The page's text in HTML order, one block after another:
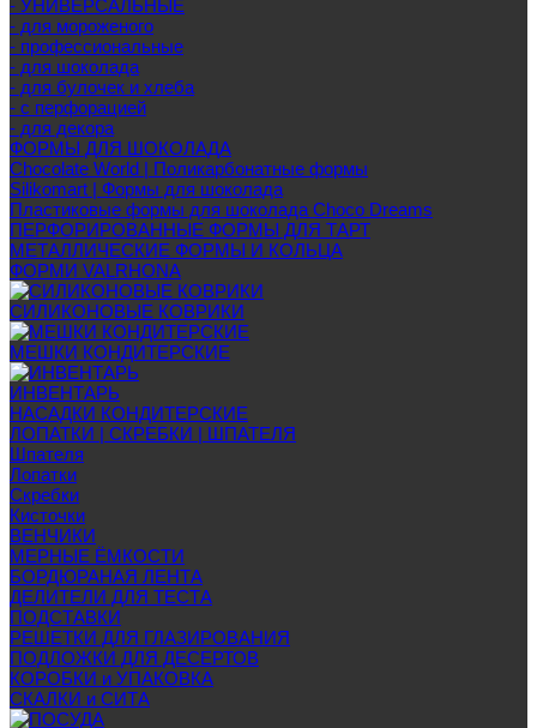
- УНИВЕРСАЛЬНЫЕ
- для мороженого
- профессиональные
- для шоколада
- для булочек и хлеба
- с перфорацией
- для декора
ФОРМЫ ДЛЯ ШОКОЛАДА
Chocolate World | Поликарбонатные формы
Silikomart | Формы для шоколада
Пластиковые формы для шоколада Choco Dreams
ПЕРФОРИРОВАННЫЕ ФОРМЫ ДЛЯ ТАРТ
МЕТАЛЛИЧЕСКИЕ ФОРМЫ И КОЛЬЦА
ФОРМИ VALRHONA
СИЛИКОНОВЫЕ КОВРИКИ
МЕШКИ КОНДИТЕРСКИЕ
ИНВЕНТАРЬ
НАСАДКИ КОНДИТЕРСКИЕ
ЛОПАТКИ | СКРЕБКИ | ШПАТЕЛЯ
Шпателя
Лопатки
Скребки
Кисточки
ВЕНЧИКИ
МЕРНЫЕ ЁМКОСТИ
БОРДЮРАНАЯ ЛЕНТА
ДЕЛИТЕЛИ ДЛЯ ТЕСТА
ПОДСТАВКИ
РЕШЕТКИ ДЛЯ ГЛАЗИРОВАНИЯ
ПОДЛОЖКИ ДЛЯ ДЕСЕРТОВ
КОРОБКИ и УПАКОВКА
СКАЛКИ и СИТА